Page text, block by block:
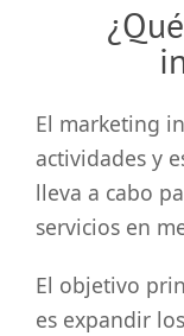
El marketing
actividades y
lleva a cabo
servicios en
El objetivo
es expandir